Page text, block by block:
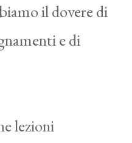
il dovere di
e di
lezioni